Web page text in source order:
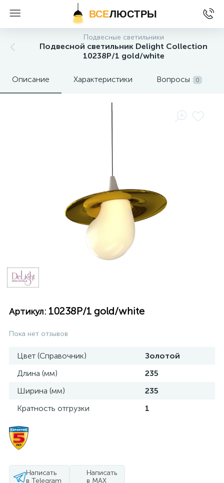
ВСЕЛЮСТРЫ
Подвесные светильники
Подвесной светильник Delight Collection
10238P/1 gold/white
Описание Характеристики Вопросы 0
Артикул: 10238P/1 gold/white
Пока нет отзывов
Цвет (Справочник)
Золотой
Длина (мм)
235
Ширина (мм)
235
Кратность отгрузки
1
Написать
в Telegram
Написать
в MAX